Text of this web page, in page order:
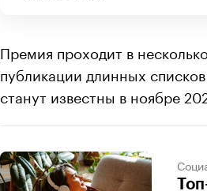
Премия проходит в
публикации длинных
станут известны в ноябре